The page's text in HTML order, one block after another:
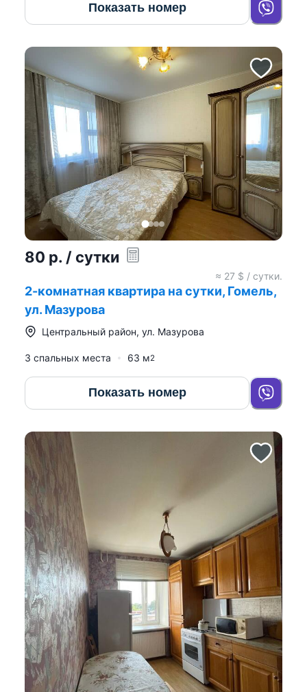
Показать номер
80 р. / сутки
≈ 27 $ / сутки.
2-комнатная квартира на сутки, Гомель,
ул. Мазурова
Центральный район, ул. Мазурова
3 спальных места 63 м2
Показать номер